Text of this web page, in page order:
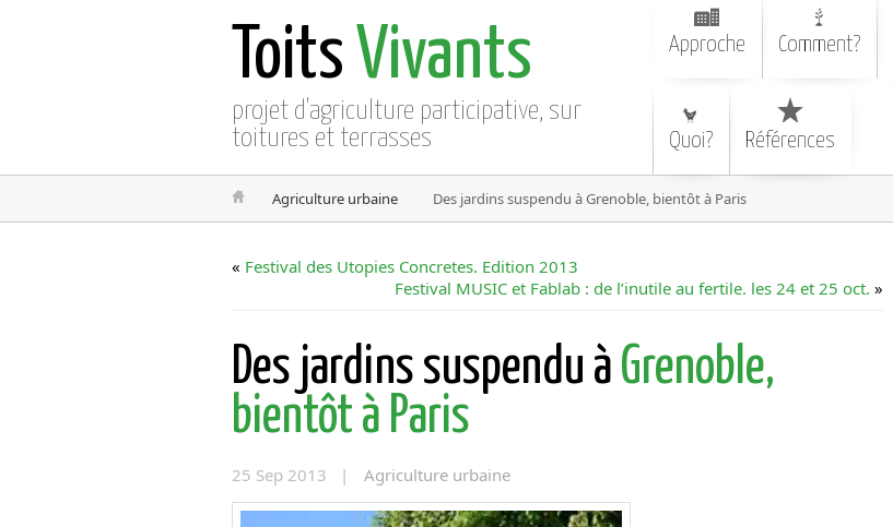
Toits Vivants
projet d'agriculture participative, sur
toitures et terrasses
Approche Comment?
Quoi? Références
Agriculture urbaine Des jardins suspendu à Grenoble, bientôt à Paris
« Festival des Utopies Concretes. Edition 2013
Festival MUSIC et Fablab : de l’inutile au fertile. les 24 et 25 oct. »
Des jardins suspendu à Grenoble,
bientôt à Paris
25 Sep 2013 | Agriculture urbaine